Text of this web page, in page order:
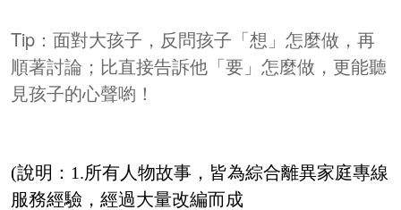
Tip：面對大孩子，反問孩子「想」怎麼做，再
順著討論；比直接告訴他「要」怎麼做，更能聽
見孩子的心聲喲！
(說明：1.所有人物故事，皆為綜合離異家庭專線
服務經驗，經過大量改編而成